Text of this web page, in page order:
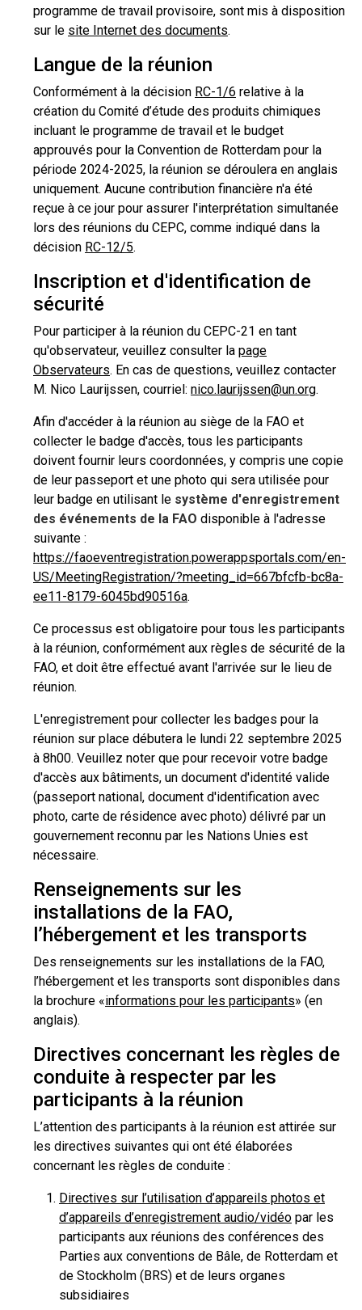
programme de travail provisoire, sont mis à disposition
sur le site Internet des documents.
Langue de la réunion
Conformément à la décision RC-1/6 relative à la
création du Comité d’étude des produits chimiques
incluant le programme de travail et le budget
approuvés pour la Convention de Rotterdam pour la
période 2024-2025, la réunion se déroulera en anglais
uniquement. Aucune contribution financière n'a été
reçue à ce jour pour assurer l'interprétation simultanée
lors des réunions du CEPC, comme indiqué dans la
décision RC-12/5.
Inscription et d'identification de
sécurité
Pour participer à la réunion du CEPC-21 en tant
qu'observateur, veuillez consulter la page
Observateurs. En cas de questions, veuillez contacter
M. Nico Laurijssen, courriel: nico.laurijssen@un.org.
Afin d'accéder à la réunion au siège de la FAO et
collecter le badge d'accès, tous les participants
doivent fournir leurs coordonnées, y compris une copie
de leur passeport et une photo qui sera utilisée pour
leur badge en utilisant le système d'enregistrement
des événements de la FAO disponible à l'adresse
suivante :
https://faoeventregistration.powerappsportals.com/en-
US/MeetingRegistration/?meeting_id=667bfcfb-bc8a-
ee11-8179-6045bd90516a.
Ce processus est obligatoire pour tous les participants
à la réunion, conformément aux règles de sécurité de la
FAO, et doit être effectué avant l'arrivée sur le lieu de
réunion.
L'enregistrement pour collecter les badges pour la
réunion sur place débutera le lundi 22 septembre 2025
à 8h00. Veuillez noter que pour recevoir votre badge
d'accès aux bâtiments, un document d'identité valide
(passeport national, document d'identification avec
photo, carte de résidence avec photo) délivré par un
gouvernement reconnu par les Nations Unies est
nécessaire.
Renseignements sur les
installations de la FAO,
l’hébergement et les transports
Des renseignements sur les installations de la FAO,
l’hébergement et les transports sont disponibles dans
la brochure «informations pour les participants» (en
anglais).
Directives concernant les règles de
conduite à respecter par les
participants à la réunion
L’attention des participants à la réunion est attirée sur
les directives suivantes qui ont été élaborées
concernant les règles de conduite :
Directives sur l’utilisation d’appareils photos et
d’appareils d’enregistrement audio/vidéo par les
participants aux réunions des conférences des
Parties aux conventions de Bâle, de Rotterdam et
de Stockholm (BRS) et de leurs organes
subsidiaires